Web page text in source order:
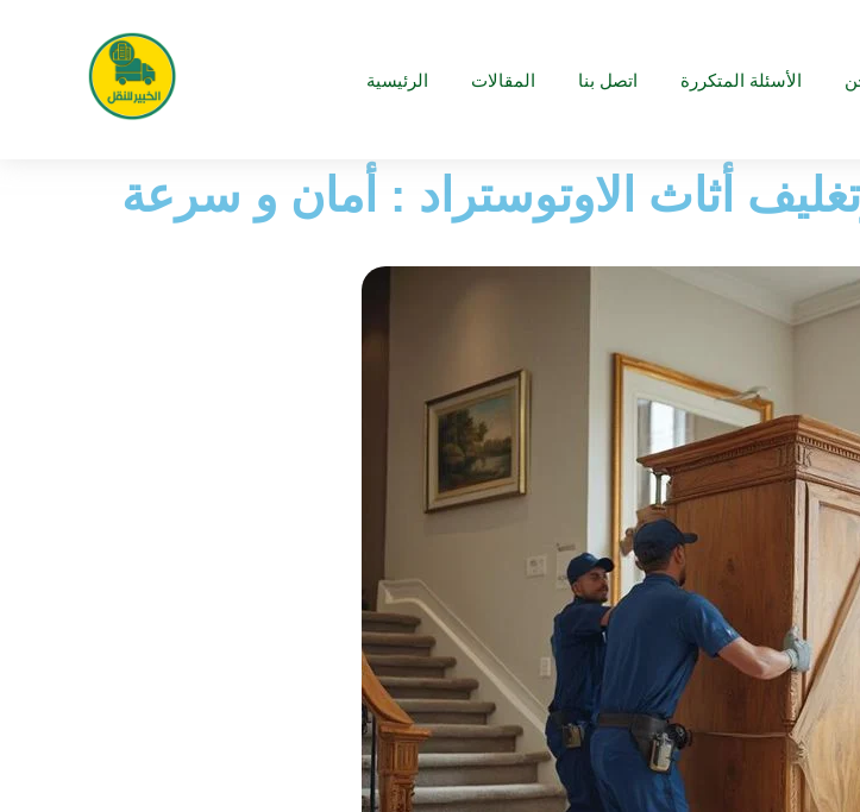
الرئيسية المقالات اتصل بنا الأسئلة المتكررة
أثاث الاوتوستراد : أمان و سرعة